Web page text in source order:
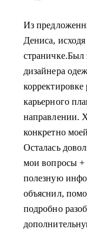
Из
Дениса,
страничке.Был
дизайнера
карьерного
направлении.
конкретно
Осталась
мои вопросы +
полезную
объяснил,
подробно